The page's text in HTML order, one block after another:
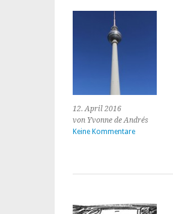
12. April 2016
von Yvonne de Andrés
Keine Kommentare